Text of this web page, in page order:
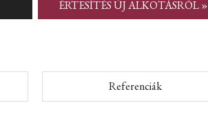
ÉRTESÍTÉS ÚJ ALKOTÁSRÓL »
Referenciák